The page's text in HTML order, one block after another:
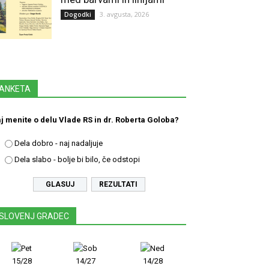
Dogodki 3. avgusta, 2026
menite o delu Vlade RS in dr. Roberta Goloba?
Dela dobro - naj nadaljuje
Dela slabo - bolje bi bilo, če odstopi
REZULTATI
GRADEC
15/28 14/27 14/28